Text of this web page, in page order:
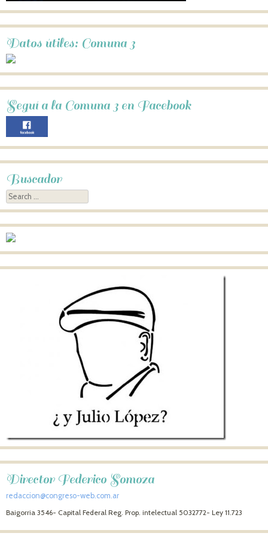
Datos útiles: Comuna 3
Seguí a la Comuna 3 en Facebook
Buscador
Search
Director Federico Somoza
redaccion@congreso-web.com.ar
Baigorria 3546- Capital Federal Reg. Prop. intelectual 5032772- Ley 11.723